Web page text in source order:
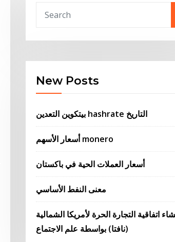
New Posts
بيتكوين التعدين hashrate التاريخ
أسعار الأسهم monero
أسعار العملات الحية في باكستان
معنى النفط الأساسي
اتفاقية التجارة الحرة لأمريكا الشمالية
(نافتا) بواسطة علم الاجتماع